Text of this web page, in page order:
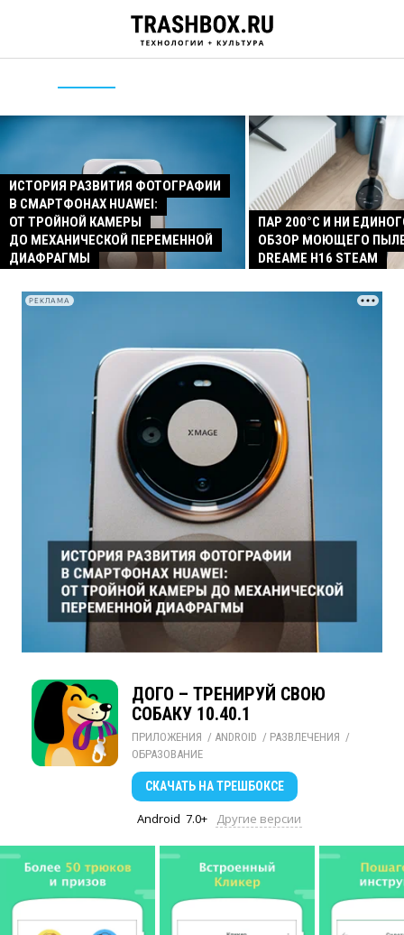
ИСТОРИЯ РАЗВИТИЯ ФОТОГРАФИИ
В СМАРТФОНАХ HUAWEI:
ОТ ТРОЙНОЙ КАМЕРЫ
ДО МЕХАНИЧЕСКОЙ ПЕРЕМЕННОЙ
ДИАФРАГМЫ
ПАР 200°C И НИ
ОБЗОР МОЮЩЕГО
DREAME H16 STEAM
РЕКЛАМА
ДОГО – ТРЕНИРУЙ СВОЮ
СОБАКУ 10.40.1
ПРИЛОЖЕНИЯ / ANDROID / РАЗВЛЕЧЕНИЯ /
ОБРАЗОВАНИЕ
СКАЧАТЬ НА ТРЕШБОКСЕ
Android 7.0+ Другие версии